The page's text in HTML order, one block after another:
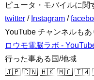
ピュータ・モバイルに関
twitter / Instagram /
YouTube チャンネルもあ
ロウモ電脳ラボ -
行った事ある国/地域
🇯🇵 🇨🇳 🇭🇰 🇲🇴 🇹🇼